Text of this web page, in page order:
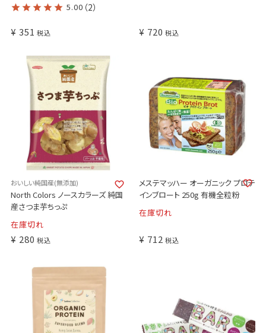
5.00 （2）
¥ 351 税込 ¥ 720 税込
おいしい純国産(無添加)
North Colors ノースカラーズ 純国
産さつま芋ちっぷ
在庫切れ
¥ 280 税込
メステマッハー オーガニック プロテ
インブロート 250g 有機全粒粉
在庫切れ
¥ 712 税込